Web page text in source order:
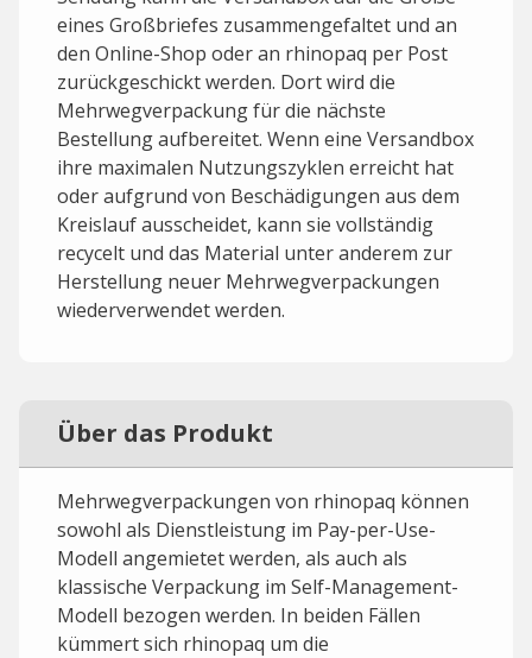
eines Großbriefes zusammengefaltet und an
den Online-Shop oder an rhinopaq per Post
zurückgeschickt werden. Dort wird die
Mehrwegverpackung für die nächste
Bestellung aufbereitet. Wenn eine Versandbox
ihre maximalen Nutzungszyklen erreicht hat
oder aufgrund von Beschädigungen aus dem
Kreislauf ausscheidet, kann sie vollständig
recycelt und das Material unter anderem zur
Herstellung neuer Mehrwegverpackungen
wiederverwendet werden.
Über das Produkt
Mehrwegverpackungen von rhinopaq können
sowohl als Dienstleistung im Pay-per-Use-
Modell angemietet werden, als auch als
klassische Verpackung im Self-Management-
Modell bezogen werden. In beiden Fällen
kümmert sich rhinopaq um die